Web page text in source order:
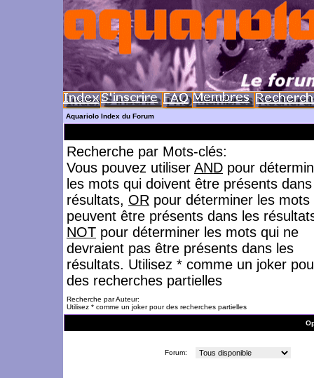
Aquariolo Index du Forum
Recherche par Mots-clés:
Vous pouvez utiliser AND pour
les mots qui doivent être présents
résultats, OR pour déterminer les mots
peuvent être présents dans les
NOT pour déterminer les mots qui ne
devraient pas être présents dans les
résultats. Utilisez * comme un joker
des recherches partielles
Recherche par Auteur:
Utilisez * comme un joker pour des recherches partielles
Forum: